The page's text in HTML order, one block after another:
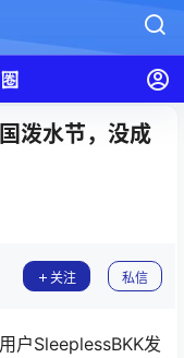
泼水节，没成
关注 私信
户SleeplessBKK发